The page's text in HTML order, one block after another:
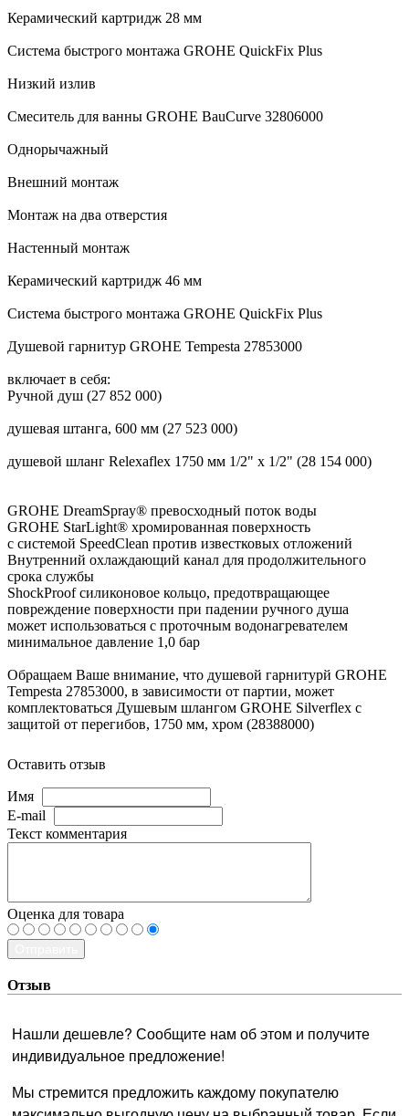
Керамический картридж 28 мм
Система быстрого монтажа GROHE QuickFix Plus
Низкий излив
Смеситель для ванны GROHE BauCurve 32806000
Однорычажный
Внешний монтаж
Монтаж на два отверстия
Настенный монтаж
Керамический картридж 46 мм
Система быстрого монтажа GROHE QuickFix Plus
Душевой гарнитур GROHE Tempesta 27853000
включает в себя:
Ручной душ (27 852 000)
душевая штанга, 600 мм (27 523 000)
душевой шланг Relexaflex 1750 мм 1/2" x 1/2" (28 154 000)
GROHE DreamSpray® превосходный поток воды
GROHE StarLight® хромированная поверхность
с системой SpeedClean против известковых отложений
Внутренний охлаждающий канал для продолжительного
срока службы
ShockProof силиконовое кольцо, предотвращающее
повреждение поверхности при падении ручного душа
может использоваться с проточным водонагревателем
минимальное давление 1,0 бар
Обращаем Ваше внимание, что душевой гарнитурй GROHE
Tempesta 27853000, в зависимости от партии, может
комплектоваться Душевым шлангом GROHE Silverflex с
защитой от перегибов, 1750 мм, хром (28388000)
Оставить отзыв
Имя
E-mail
Текст комментария
Оценка для товара
Отзыв
Нашли дешевле? Сообщите нам об этом и получите
индивидуальное предложение!
Мы стремится предложить каждому покупателю